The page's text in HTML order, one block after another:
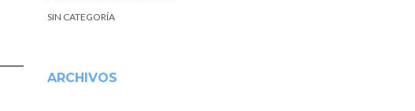
SIN CATEGORÍA
ARCHIVOS